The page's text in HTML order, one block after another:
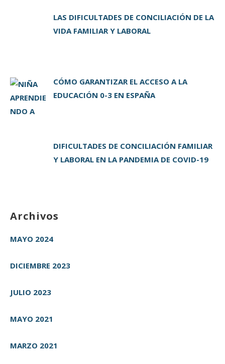
LAS DIFICULTADES DE CONCILIACIÓN DE LA
VIDA FAMILIAR Y LABORAL
CÓMO GARANTIZAR EL ACCESO A LA
EDUCACIÓN 0-3 EN ESPAÑA
DIFICULTADES DE CONCILIACIÓN FAMILIAR
Y LABORAL EN LA PANDEMIA DE COVID-19
Archivos
MAYO 2024
DICIEMBRE 2023
JULIO 2023
MAYO 2021
MARZO 2021